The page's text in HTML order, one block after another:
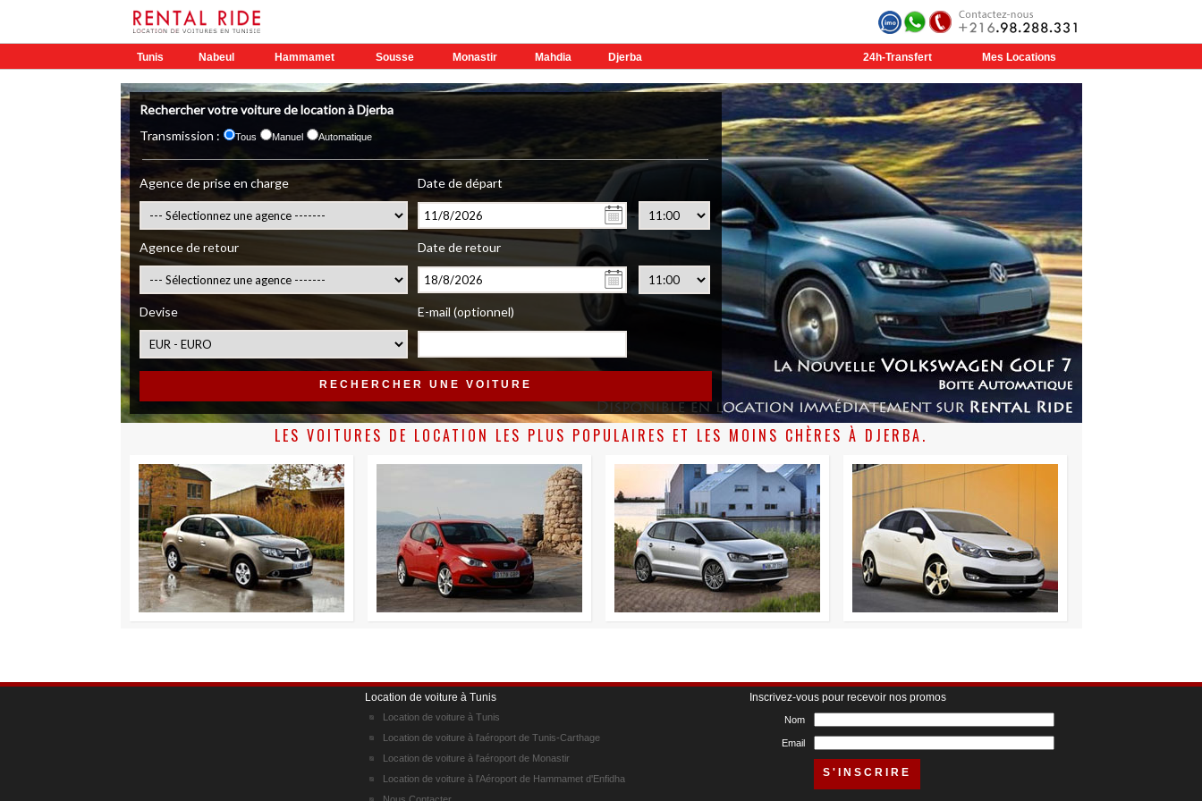
Tunis Nabeul Hammamet Sousse Monastir Mahdia Djerba 24h-Transfert Mes Locations
Rechercher votre voiture de location à Djerba
Transmission :
Tous Manuel Automatique
Agence de prise en charge Date de départ
-
Agence de retour Date de retour
Devise E-mail (optionnel)
RECHERCHER UNE VOITURE
LES VOITURES DE LOCATION LES PLUS POPULAIRES ET LES MOINS CHÈRES À DJERBA.
Location de voiture à Tunis Inscrivez-vous pour recevoir nos promos
Location de voiture à Tunis
Location de voiture à l'aéroport de Tunis-Carthage
Location de voiture à l'aéroport de Monastir
Location de voiture à l'Aéroport de Hammamet d'Enfidha
Nom
Email
S'INSCRIRE